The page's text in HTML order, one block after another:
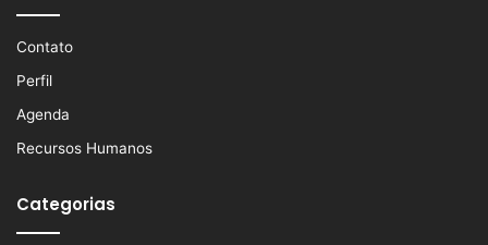
Contato
Perfil
Agenda
Recursos Humanos
Categorias